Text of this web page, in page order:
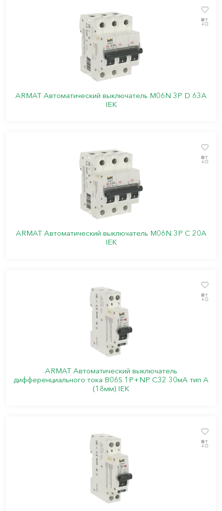
ARMAT Автоматический выключатель M06N 3P D 63А
IEK
ARMAT Автоматический выключатель M06N 3P C 20А
IEK
ARMAT Автоматический выключатель
дифференциального тока B06S 1P+NP C32 30мА тип A
(18мм) IEK